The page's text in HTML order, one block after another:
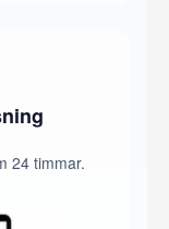
24 timmar.